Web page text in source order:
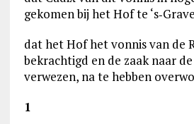
gekomen bij het Hof te
dat het Hof het vonnis van de
bekrachtigd en de zaak naar
verwezen, na te hebben
1